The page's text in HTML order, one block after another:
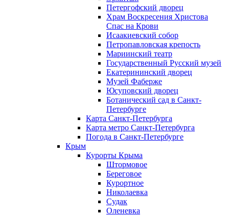
Петергофский дворец
Храм Воскресения Христова
Спас на Крови
Исаакиевский собор
Петропавловская крепость
Мариинский театр
Государственный Русский музей
Екатерининский дворец
Музей Фаберже
Юсуповский дворец
Ботанический сад в Санкт-
Петербурге
Карта Санкт-Петербурга
Карта метро Санкт-Петербурга
Погода в Санкт-Петербурге
Крым
Курорты Крыма
Штормовое
Береговое
Курортное
Николаевка
Судак
Оленевка